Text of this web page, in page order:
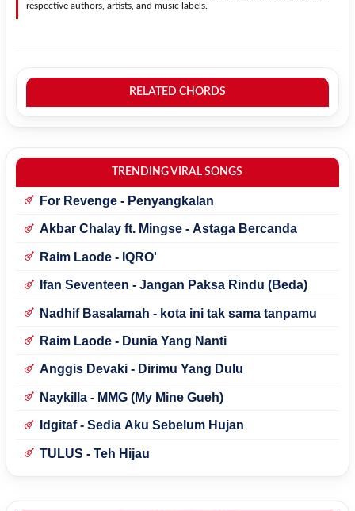
respective authors, artists, and music labels.
RELATED CHORDS
TRENDING VIRAL SONGS
For Revenge - Penyangkalan
Akbar Chalay ft. Mingse - Astaga Bercanda
Raim Laode - IQRO'
Ifan Seventeen - Jangan Paksa Rindu (Beda)
Nadhif Basalamah - kota ini tak sama tanpamu
Raim Laode - Dunia Yang Nanti
Anggis Devaki - Dirimu Yang Dulu
Naykilla - MMG (My Mine Gueh)
Idgitaf - Sedia Aku Sebelum Hujan
TULUS - Teh Hijau